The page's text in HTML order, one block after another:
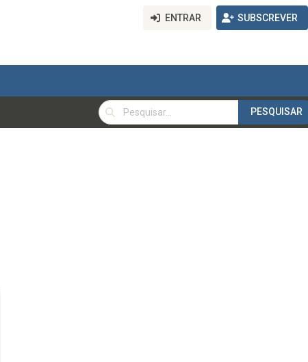
ENTRAR SUBSCREVER
PESQUISAR
PESQUISAR